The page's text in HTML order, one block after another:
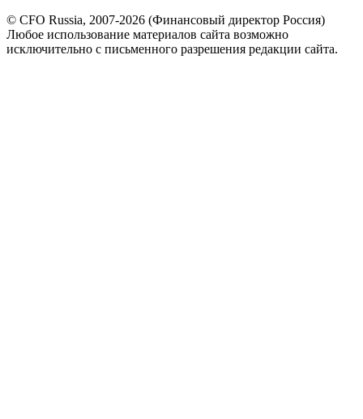
© CFO Russia, 2007-2026 (Финансовый директор Россия)
Любое использование материалов сайта возможно
исключительно с письменного разрешения редакции сайта.